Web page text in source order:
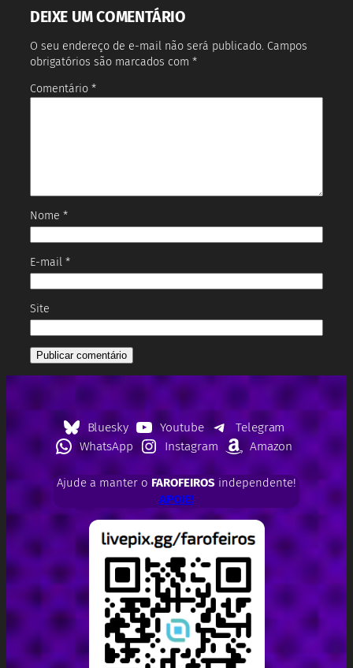
DEIXE UM COMENTÁRIO
O seu endereço de e-mail não será publicado. Campos
obrigatórios são marcados com *
Comentário *
Nome *
E-mail *
Site
Bluesky Youtube
Telegram
WhatsApp
Instagram Amazon
Ajude a manter o FAROFEIROSindependente!
APOIE!